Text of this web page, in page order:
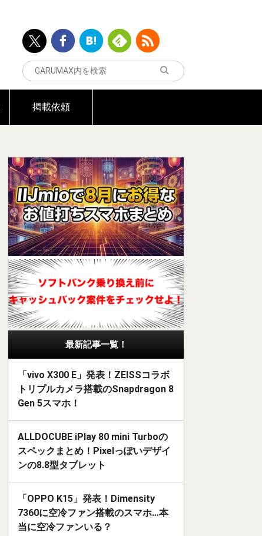
掲載依頼
最新記事一覧！
「vivo X300 E」発表！ZEISSコラボ
トリプルカメラ搭載のSnapdragon 8
Gen 5スマホ！
ALLDOCUBE iPlay 80 mini Turboの
スペックまとめ！Pixelっぽいデザイ
ンの8.8型タブレット
「OPPO K15」発表！Dimensity
7360に空冷ファン搭載のスマホ…本
当に空冷ファンいる？